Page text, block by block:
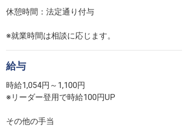
休憩時間：法定通り付与
※就業時間は相談に応じます。
給与
時給1,054円～1,100円
※リーダー登用で時給100円UP
その他の手当